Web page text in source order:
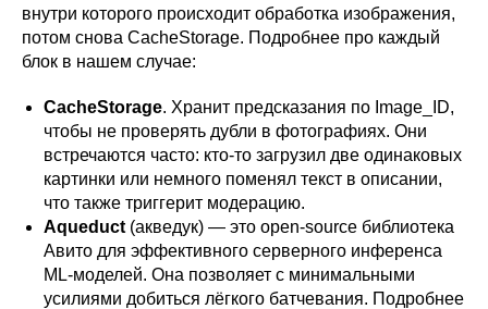
внутри которого происходит обработка изображения,
потом снова CacheStorage. Подробнее про каждый
блок в нашем случае:
CacheStorage. Хранит предсказания по Image_ID,
чтобы не проверять дубли в фотографиях. Они
встречаются часто: кто-то загрузил две одинаковых
картинки или немного поменял текст в описании,
что также триггерит модерацию.
Aqueduct (акведук) — это open-source библиотека
Авито для эффективного серверного инференса
ML-моделей. Она позволяет с минимальными
усилиями добиться лёгкого батчевания. Подробнее